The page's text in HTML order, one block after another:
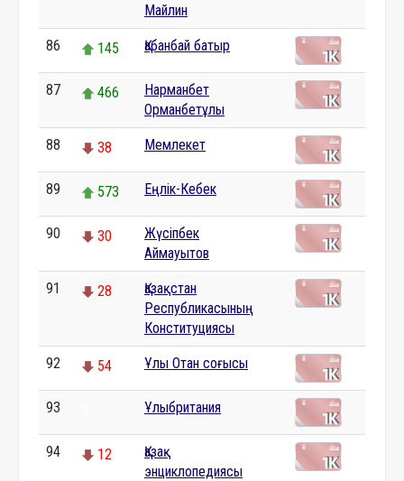
Майлин
86 145 Қабанбай батыр
87 466
Нарманбет
Орманбетұлы
88 38 Мемлекет
89 573 Еңлік-Кебек
90 30
Жүсіпбек
Аймауытов
91 28
Қазақстан
Республикасының
Конституциясы
92 54 Ұлы Отан соғысы
93 Ұлыбритания
94 12
Қазақ
энциклопедиясы